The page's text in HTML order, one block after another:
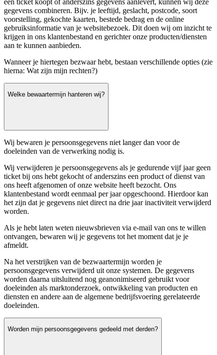
een ticket koopt of anderszins gegevens aanlevert, kunnen wij deze
gegevens combineren. Bijv. je leeftijd, geslacht, postcode, soort
voorstelling, gekochte kaarten, bestede bedrag en de online
gebruiksinformatie van je websitebezoek. Dit doen wij om inzicht te
krijgen in ons klantenbestand en gerichter onze producten/diensten
aan te kunnen aanbieden.
Wanneer je hiertegen bezwaar hebt, bestaan verschillende opties (zie
hierna: Wat zijn mijn rechten?)
Welke bewaartermijn hanteren wij?
Wij bewaren je persoonsgegevens niet langer dan voor de
doeleinden van de verwerking nodig is.
Wij verwijderen je persoonsgegevens als je gedurende vijf jaar geen
ticket bij ons hebt gekocht of anderszins een product of dienst van
ons heeft afgenomen of onze website heeft bezocht. Ons
klantenbestand wordt eenmaal per jaar opgeschoond. Hierdoor kan
het zijn dat je gegevens niet direct na drie jaar inactiviteit verwijderd
worden.
Als je hebt laten weten nieuwsbrieven via e-mail van ons te willen
ontvangen, bewaren wij je gegevens tot het moment dat je je
afmeldt.
Na het verstrijken van de bezwaartermijn worden je
persoonsgegevens verwijderd uit onze systemen. De gegevens
worden daarna uitsluitend nog geanonimiseerd gebruikt voor
doeleinden als marktonderzoek, ontwikkeling van producten en
diensten en andere aan de algemene bedrijfsvoering gerelateerde
doeleinden.
Worden mijn persoonsgegevens gedeeld met derden?